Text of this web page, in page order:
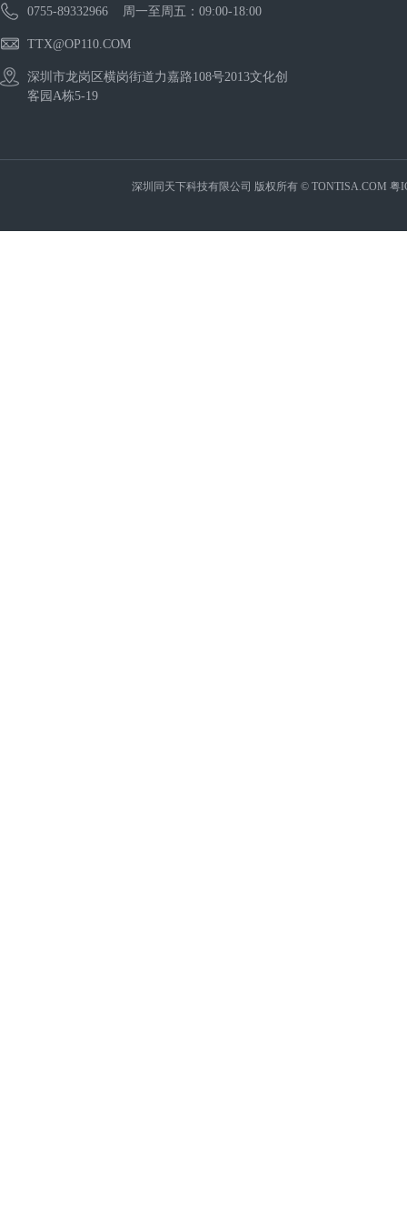
0755-89332966 周一至周五：09:00-18:00
TTX@OP110.COM
深圳市龙岗区横岗街道力嘉路108号2013文化创
客园A栋5-19
深圳同天下科技有限公司 版权所有 © TONTISA.COM 粤